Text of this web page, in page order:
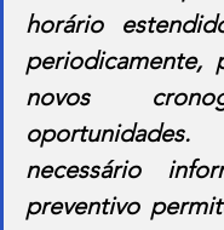
horário
periodicamente,
novos
necessário
preventivo